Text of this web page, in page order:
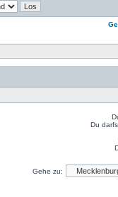
Du
Gehe zu: